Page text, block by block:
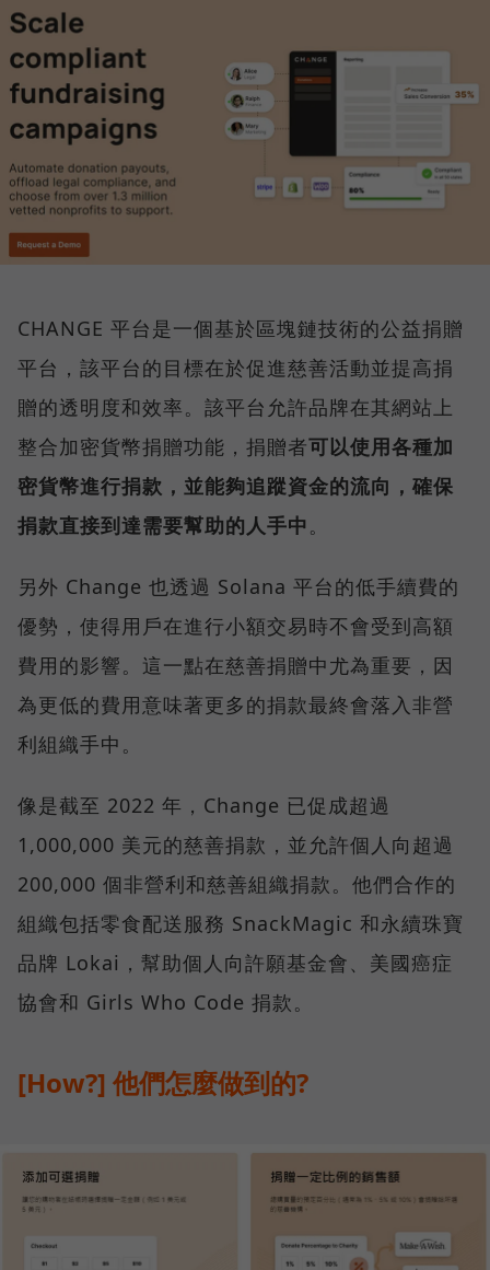
CHANGE 平台是一個基於區塊鏈技術的公益捐贈
平台，該平台的目標在於促進慈善活動並提高捐
贈的透明度和效率。該平台允許品牌在其網站上
整合加密貨幣捐贈功能，捐贈者可以使用各種加
密貨幣進行捐款，並能夠追蹤資金的流向，確保
捐款直接到達需要幫助的人手中。
另外 Change 也透過 Solana 平台的低手續費的
優勢，使得用戶在進行小額交易時不會受到高額
費用的影響。這一點在慈善捐贈中尤為重要，因
為更低的費用意味著更多的捐款最終會落入非營
利組織手中。
像是截至 2022 年，Change 已促成超過
1,000,000 美元的慈善捐款，並允許個人向超過
200,000 個非營利和慈善組織捐款。他們合作的
組織包括零食配送服務 SnackMagic 和永續珠寶
品牌 Lokai，幫助個人向許願基金會、美國癌症
協會和 Girls Who Code 捐款。
[How?] 他們怎麼做到的?